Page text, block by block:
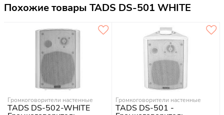
Похожие товары TADS DS-501 WHITE
Громкоговорители настенные
TADS DS-502-WHITE
Громкоговорители настенные
TADS DS-501 -